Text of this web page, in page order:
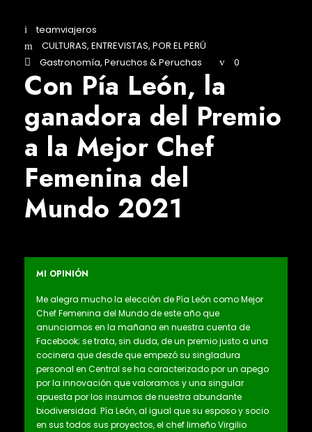
teamviajeros
CULTURAS, ENTREVISTAS, POR EL PERÚ
Gastronomía, Peruchos & Peruchas 0
Con Pía León, la
ganadora del Premio
a la Mejor Chef
Femenina del
Mundo 2021
MI OPINIÓN
Me alegra mucho la elección de Pía León como Mejor
Chef Femenina del Mundo de este año que
anunciamos en la mañana en nuestra cuenta de
Facebook; se trata, sin duda, de un premio justo a una
cocinera que desde que empezó su singladura
personal en Central se ha caracterizado por un apego
por la innovación que valoramos y una singular
apuesta por los insumos de nuestra abundante
biodiversidad. Pía León, al igual que su esposo y socio
en sus todos sus proyectos, el chef limeño Virgilio